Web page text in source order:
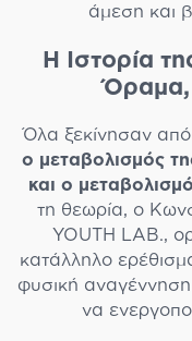
άμεση και
Η Ιστορία
Όραμα,
Όλα ξεκίνησαν από
ο μεταβολισμός
και ο
τη θεωρία, ο
YOUTH LAB.,
κατάλληλο
φυσική
να